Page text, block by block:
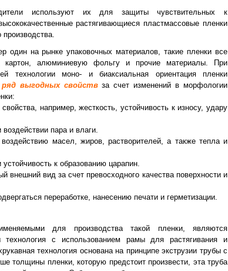
используют их для защиты чувствительных к
растягивающиеся пластмассовые пленки
один на рынке упаковочных материалов, такие пленки все
картон, алюминиевую фольгу и прочие материалы. При
технологии моно- и биаксиальная ориентация пленки
выгодных свойствза счет изменений в морфологии
например, жесткость, устойчивость к износу, удару
пара и влаги.
масел, жиров, растворителей, а также тепла и
к образованию царапин.
внешний вид за счет превосходного качества поверхности и
переработке, нанесению печати и герметизации.
для производства такой пленки, являются
технология с использованием рамы для растягивания и
технология основана на принципе экструзии трубы с
толщины пленки, которую предстоит произвести, эта труба